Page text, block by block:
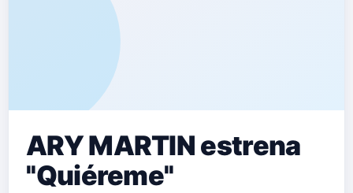
ARY MARTIN estrena
''Quiéreme''